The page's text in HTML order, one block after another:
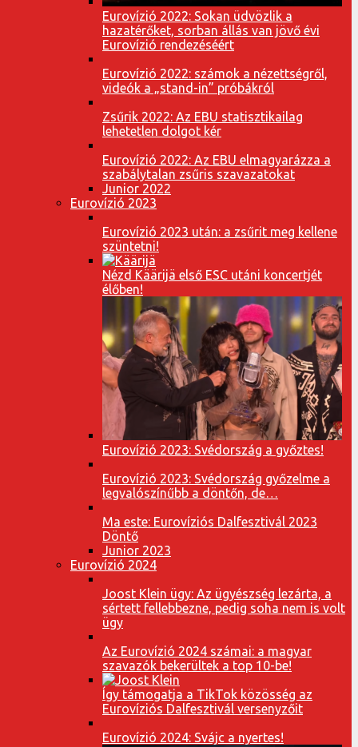
Eurovízió 2022: Sokan üdvözlik a
hazatérőket, sorban állás van jövő évi
Eurovízió rendezéséért
Eurovízió 2022: számok a nézettségről,
videók a „stand-in” próbákról
Zsűrik 2022: Az EBU statisztikailag
lehetetlen dolgot kér
Eurovízió 2022: Az EBU elmagyarázza a
szabálytalan zsűris szavazatokat
Junior 2022
Eurovízió 2023
Eurovízió 2023 után: a zsűrit meg kellene
szüntetni!
Nézd Käärijä első ESC utáni koncertjét
élőben!
Eurovízió 2023: Svédország a győztes!
Eurovízió 2023: Svédország győzelme a
legvalószínűbb a döntőn, de…
Ma este: Eurovíziós Dalfesztivál 2023
Döntő
Junior 2023
Eurovízió 2024
Joost Klein ügy: Az ügyészség lezárta, a
sértett fellebbezne, pedig soha nem is volt
ügy
Az Eurovízió 2024 számai: a magyar
szavazók bekerültek a top 10-be!
Így támogatja a TikTok közösség az
Eurovíziós Dalfesztivál versenyzőit
Eurovízió 2024: Svájc a nyertes!